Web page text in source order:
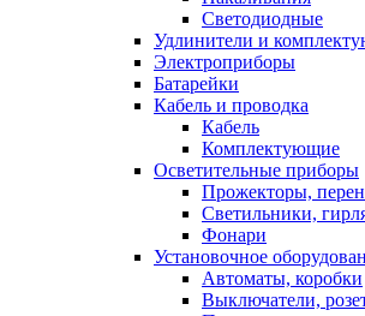
Светодиодные
Удлинители и
Электроприборы
Батарейки
Кабель и проводка
Кабель
Комплектующие
Осветительные приборы
Прожекторы,
Светильники,
Фонари
Установочное
Автоматы, коробки
Выключатели,